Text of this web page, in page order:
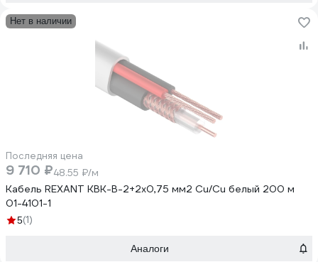
Нет в наличии
Последняя цена
9 710 ₽48.55 ₽/м
Кабель REXANT КВК-В-2+2x0,75 мм2 Cu/Cu белый 200 м
01-4101-1
5(1)
Аналоги